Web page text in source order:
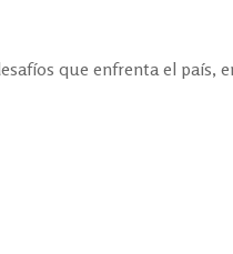
que enfrenta el país,